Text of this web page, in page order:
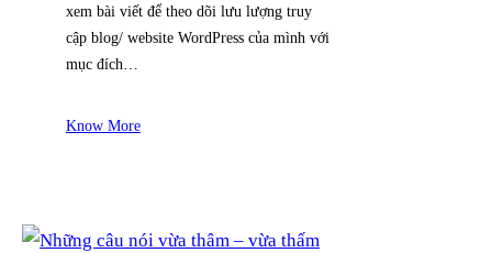
xem bài viết để theo dõi lưu lượng truy
cập blog/ website WordPress của mình với
mục đích…
Know More